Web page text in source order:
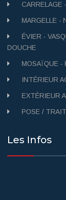
CARRELAGE
MARGELLE -
ÉVIER -
DOUCHE
MOSAÏQUE -
INTÉRIEUR
EXTÉRIEUR
POSE /
Les Infos